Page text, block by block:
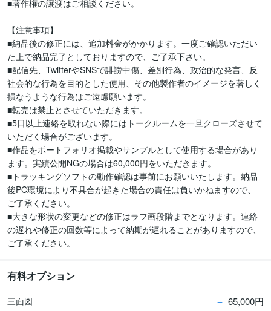
■著作権の譲渡はご相談ください。
【注意事項】
■納品後の修正には、追加料金がかかります。一度ご確認いただい
た上で納品完了としておりますので、ご了承下さい。
■配信先、TwitterやSNSで誹謗中傷、差別行為、政治的な発言、反
社会的な行為を目的とした使用、その他製作者のイメージを著しく
損なうような行為はご遠慮願います。
■転売は禁止とさせていただきます。
■5日以上連絡を取れない際にはトークルームを一旦クローズさせて
いただく場合がございます。
■作品をポートフォリオ掲載やサンプルとして使用する場合があり
ます。実績公開NGの場合は60,000円をいただきます。
■トラッキングソフトの動作確認は事前にお願いいたします。納品
後PC環境により不具合が起きた場合の責任は負いかねますので、
ご了承ください。
■大きな形状の変更などの修正はラフ画段階までとなります。連絡
の遅れや修正の回数等によって納期が遅れることがありますので、
ご了承ください。
有料オプション
三面図 ＋ 65,000円